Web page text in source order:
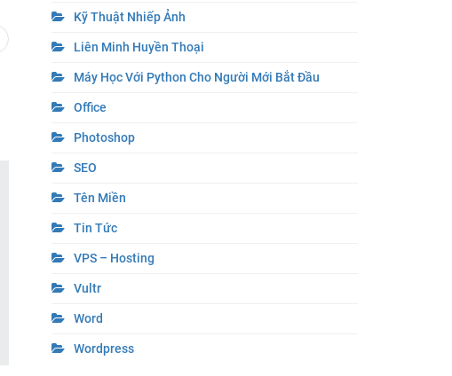
Kỹ Thuật Nhiếp Ảnh
Liên Minh Huyền Thoại
Máy Học Với Python Cho Người Mới Bắt Đầu
Office
Photoshop
SEO
Tên Miền
Tin Tức
VPS – Hosting
Vultr
Word
Wordpress